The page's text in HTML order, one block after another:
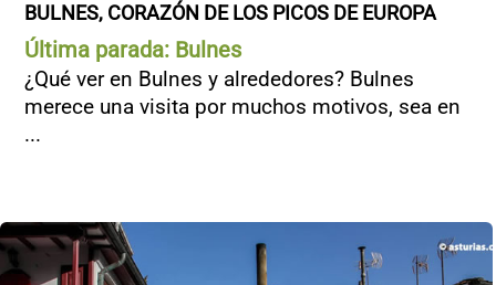
BULNES, CORAZÓN DE LOS PICOS DE EUROPA
Última parada: Bulnes
¿Qué ver en Bulnes y alrededores? Bulnes
merece una visita por muchos motivos, sea en
...